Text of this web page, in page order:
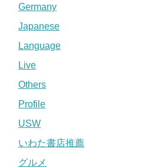
Germany
Japanese
Language
Live
Others
Profile
USW
いわた書店推薦
グルメ